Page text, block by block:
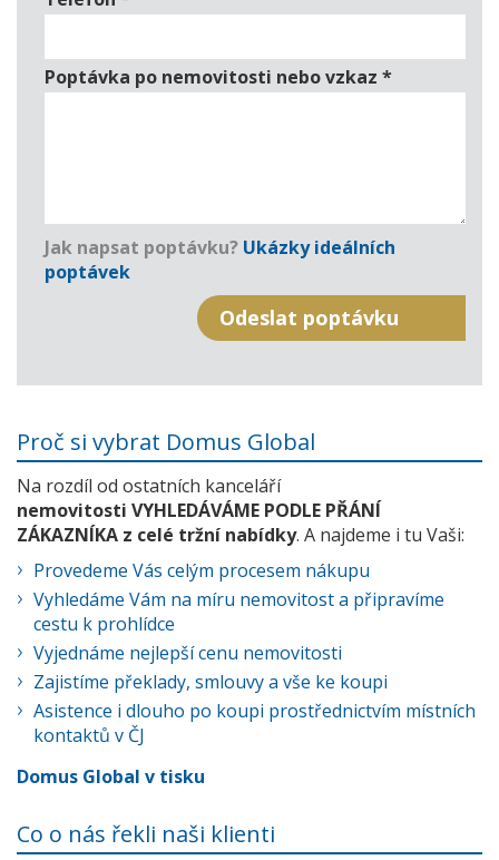
Poptávka po nemovitosti nebo vzkaz *
Jak napsat poptávku? Ukázky ideálních
poptávek
Proč si vybrat Domus Global
Na rozdíl od ostatních kanceláří
nemovitosti VYHLEDÁVÁME PODLE PŘÁNÍ
ZÁKAZNÍKA z celé tržní nabídky. A najdeme i tu Vaši:
Provedeme Vás celým procesem nákupu
Vyhledáme Vám na míru nemovitost a připravíme
cestu k prohlídce
Vyjednáme nejlepší cenu nemovitosti
Zajistíme překlady, smlouvy a vše ke koupi
Asistence i dlouho po koupi prostřednictvím místních
kontaktů v ČJ
Domus Global v tisku
Co o nás řekli naši klienti